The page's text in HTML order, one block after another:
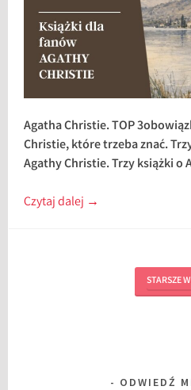
Agatha Christie. TOP
Christie, które trzeba znać.
Agathy Christie. Trzy książki o
Czytaj dalej →
STARSZE
ODWIEDŹ